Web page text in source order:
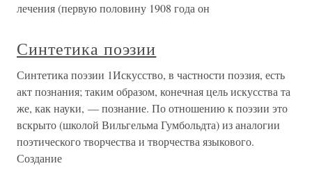
лечения (первую половину 1908 года он
Синтетика поэзии
Синтетика поэзии 1Искусство, в частности поэзия, есть
акт познания; таким образом, конечная цель искусства та
же, как науки, — познание. По отношению к поэзии это
вскрыто (школой Вильгельма Гумбольдта) из аналогии
поэтического творчества и творчества языкового.
Создание